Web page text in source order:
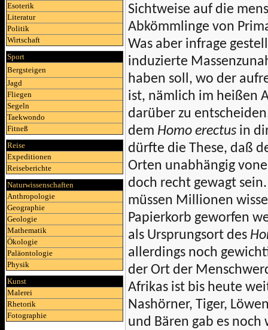
Esoterik
Literatur
Politik
Wirtschaft
Sport
Bergsteigen
Jagd
Fliegen
Segeln
Taekwondo
Fitneß
Reise
Expeditionen
Reiseberichte
Naturwissenschaften
Anthropologie
Geographie
Geologie
Mathematik
Ökologie
Paläontologie
Physik
Kunst
Malerei
Rhetorik
Fotographie
Sichtweise auf die
Abkömmlinge von
Was aber infrage
induzierte
haben soll, wo der
ist, nämlich im heißen
darüber zu
dem Homo erectus in
dürfte die These, daß
Orten unabhängig
doch recht gewagt
müssen Millionen
Papierkorb geworfen
als Ursprungsort des
allerdings noch
der Ort der
Afrikas ist bis heute
Nashörner, Tiger,
und Bären gab es